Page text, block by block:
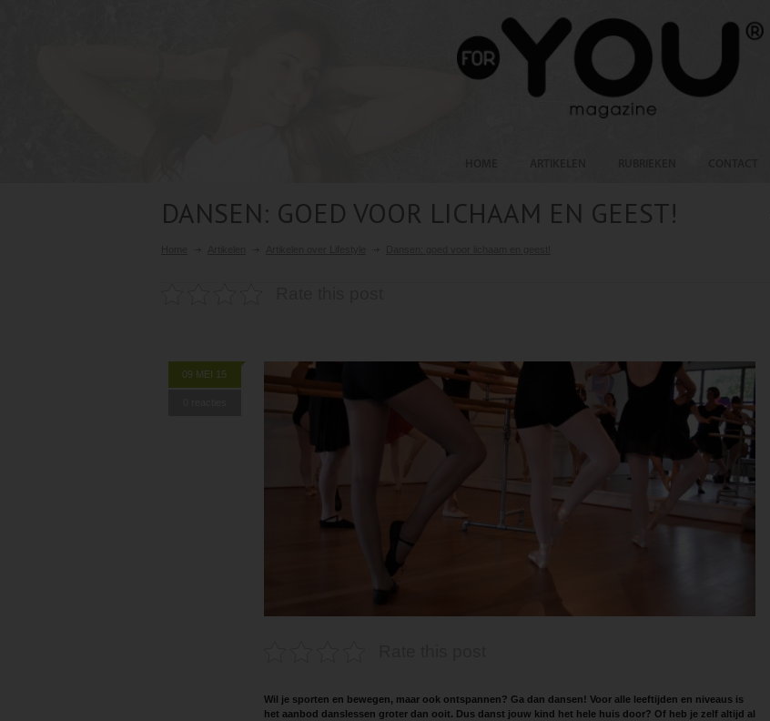
DANSEN: GOED VOOR LICHAAM EN GEEST!
09 MEI 15
Wil je sporten en bewegen, maar ook ontspannen? Ga dan dansen! Voor alle leeftijden en niveaus is
het aanbod danslessen groter dan ooit. Dus danst jouw kind het hele huis door? Of heb je zelf altijd al